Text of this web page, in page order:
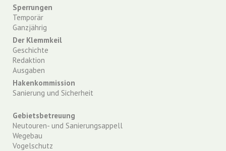
Sperrungen
Temporär
Ganzjährig
Der Klemmkeil
Geschichte
Redaktion
Ausgaben
Hakenkommission
Sanierung und Sicherheit
Gebietsbetreuung
Neutouren- und Sanierungsappell
Wegebau
Vogelschutz